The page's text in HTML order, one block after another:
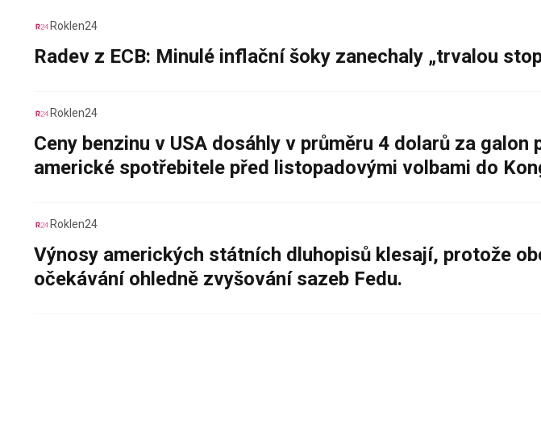
Roklen24
Radev z ECB: Minulé inflační šoky zanechaly „trvalou
Roklen24
Ceny benzinu v USA dosáhly v průměru 4 dolarů za
americké spotřebitele před listopadovými volbami do
Roklen24
Výnosy amerických státních dluhopisů klesají, protože
očekávání ohledně zvyšování sazeb Fedu.